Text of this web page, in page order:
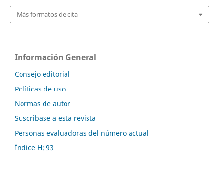
Más formatos de cita
Información General
Consejo editorial
Políticas de uso
Normas de autor
Suscribase a esta revista
Personas evaluadoras del número actual
Índice H: 93